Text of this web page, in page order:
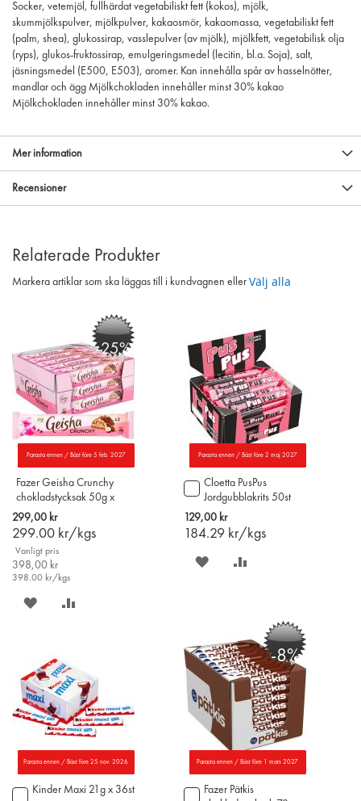
Socker, vetemjöl, fullhärdat vegetabiliskt fett (kokos), mjölk,
skummjölkspulver, mjölkpulver, kakaosmör, kakaomassa, vegetabiliskt fett
(palm, shea), glukossirap, vasslepulver (av mjölk), mjölkfett, vegetabilisk olja
(ryps), glukos-fruktossirap, emulgeringsmedel (lecitin, bl.a. Soja), salt,
jäsningsmedel (E500, E503), aromer. Kan innehålla spår av hasselnötter,
mandlar och ägg Mjölkchokladen innehåller minst 30% kakao
Mjölkchokladen innehåller minst 30% kakao.
Mer information
Recensioner
Relaterade Produkter
Markera artiklar som ska läggas till i kundvagnen eller Välj alla
Parasta ennen / Bäst före 5 feb. 2027
-25%
Fazer Geisha Crunchy
chokladstycksak 50g x
20st
299,00 kr
299.00 kr/kgs
Vanligt pris
398,00 kr
398.00 kr/kgs
SPARA
ÖNSKELISTAN
Parasta ennen / Bäst före 2 maj 2027
Cloetta PusPus
Jordgubblakrits 50st
129,00 kr
184.29 kr/kgs
Lägg
till
i
varukorgen
SPARA
Parasta ennen / Bäst före 25 nov. 2026
Kinder Maxi 21g x 36st
Lägg
Parasta ennen / Bäst före 1 mars 2027
-8%
Fazer Pätkis
Lägg